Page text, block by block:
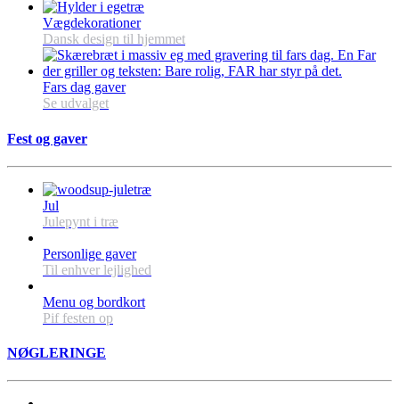
Vægdekorationer
Dansk design til hjemmet
Fars dag gaver
Se udvalget
Fest og gaver
Jul
Julepynt i træ
Personlige gaver
Til enhver lejlighed
Menu og bordkort
Pif festen op
NØGLERINGE